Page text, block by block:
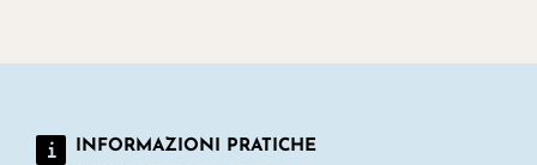
INFORMAZIONI PRATICHE